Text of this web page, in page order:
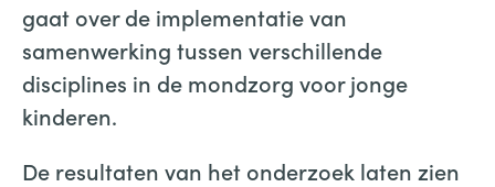
gaat over de implementatie van
samenwerking tussen verschillende
disciplines in de mondzorg voor jonge
kinderen.
De resultaten van het onderzoek laten zien